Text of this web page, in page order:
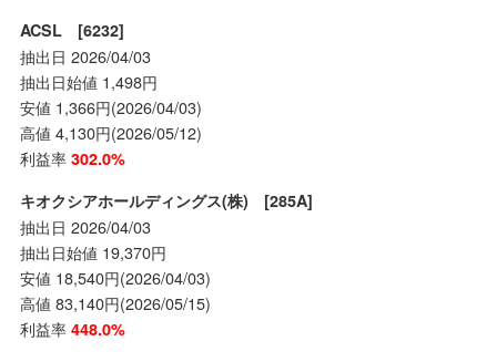
ACSL [6232]
抽出日 2026/04/03
抽出日始値 1,498円
安値 1,366円(2026/04/03)
高値 4,130円(2026/05/12)
利益率 302.0%
キオクシアホールディングス(株) [285A]
抽出日 2026/04/03
抽出日始値 19,370円
安値 18,540円(2026/04/03)
高値 83,140円(2026/05/15)
利益率 448.0%